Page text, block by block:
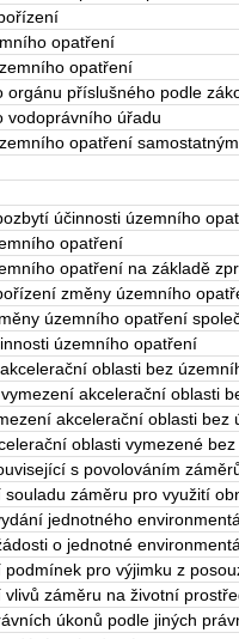
opatření
opatření
orgánu příslušného podle
vodoprávního úřadu
opatření
účinnosti územního
opatření
opatření na základě
změny územního
územního opatření
územního opatření
oblasti bez
akcelerační oblasti
akcelerační oblasti bez
oblasti vymezené
s povolováním
souladu záměru pro využití
jednotného
o jednotné
podmínek pro výjimku z
vlivů záměru na životní
úkonů podle jiných